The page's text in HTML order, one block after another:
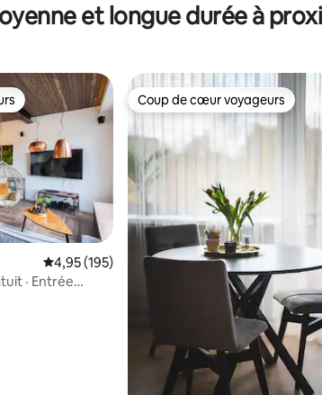
et longue durée à
35 commentaires : 5 sur 5
Évaluation moyenne sur la base de 195
4,95 (195)
· Entrée
Coup de cœur voyageurs
Coup de cœur voyageurs